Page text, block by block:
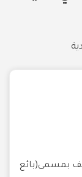
بمسمى(بائع